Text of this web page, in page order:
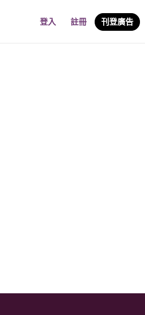
登入 註冊 刊登廣告